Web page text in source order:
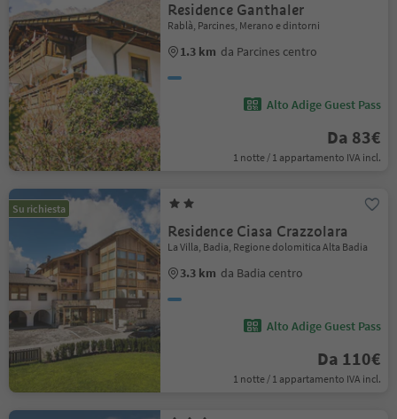
Residence Ganthaler
Rablà, Parcines, Merano e dintorni
1.3 km da Parcines centro
Alto Adige Guest Pass
Da 83€
1 notte / 1 appartamento IVA incl.
Su richiesta
Residence Ciasa Crazzolara
La Villa, Badia, Regione dolomitica Alta Badia
3.3 km da Badia centro
Alto Adige Guest Pass
Da 110€
1 notte / 1 appartamento IVA incl.